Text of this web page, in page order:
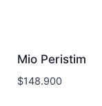
Mio Peristim
$148.900